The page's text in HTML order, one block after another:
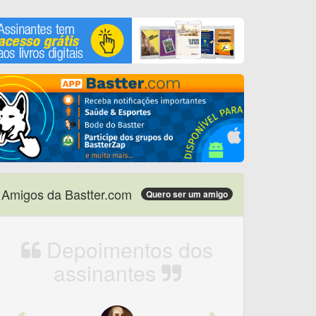
Amigos da Bastter.com Quero ser um amigo
Depoimentos dos
assinantes